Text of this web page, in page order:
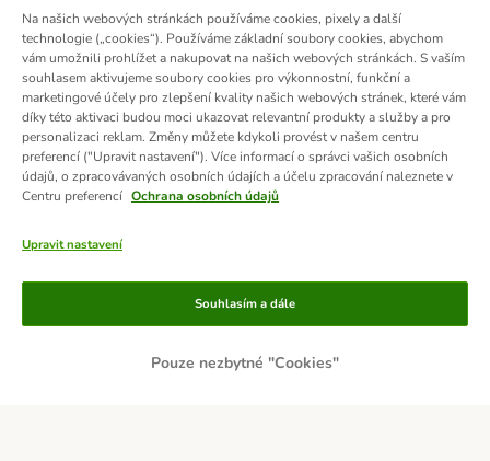
Způsoby platby
DOBÍRKA
Na našich webových stránkách používáme cookies, pixely a další
technologie („cookies“). Používáme základní soubory cookies, abychom
vám umožnili prohlížet a nakupovat na našich webových stránkách. S vaším
souhlasem aktivujeme soubory cookies pro výkonnostní, funkční a
marketingové účely pro zlepšení kvality našich webových stránek, které vám
díky této aktivaci budou moci ukazovat relevantní produkty a služby a pro
personalizaci reklam. Změny můžete kdykoli provést v našem centru
preferencí ("Upravit nastavení"). Více informací o správci vašich osobních
údajů, o zpracovávaných osobních údajích a účelu zpracování naleznete v
Centru preferencí Ochrana osobních údajů
Upravit nastavení
Pouze nezbytné "Cookies"
Souhlasím a dále